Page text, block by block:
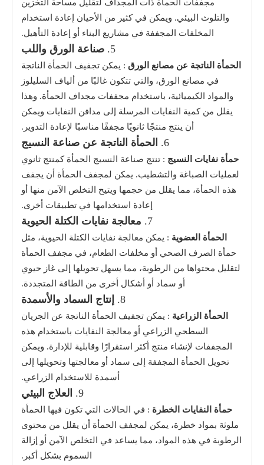
مجففات الحمأة ذات المجداف لتقليل مساحة التخزين
والتلوث البيئي. ويمكن في كثير من الأحيان إعادة استخدام
المخلفات المجففة في مشاريع البناء أو إعادة التأهيل.
5. صناعة الورق واللب
الحمأة الناتجة عن مصانع الورق : يمكن تجفيف الحمأة الناتجة
في مصانع الورق، والتي تتكون غالبًا من ألياف السليلوز
والمواد الكيميائية، باستخدام مجففات مجداف الحمأة. وهذا
يقلل من كمية النفايات المرسلة إلى مدافن النفايات ويمكن
أن ينتج منتجًا ثانويًا مجففًا مناسبًا لإعادة التدوير.
6. الحمأة الناتجة عن صناعة النسيج
حمأة نفايات النسيج : تنتج صناعة النسيج الحمأة كمنتج ثانوي
لعمليات الصباغة والتشطيب. يمكن لمجفف الحمأة أن يجفف
هذه الحمأة، مما يقلل من حجمها ويتيح التخلص الآمن منها أو
إعادة استخدامها في تطبيقات أخرى.
7. معالجة نفايات الكتلة الحيوية
الحمأة العضوية : يمكن معالجة نفايات الكتلة الحيوية، مثل
حمأة الصرف الصحي أو مخلفات الطعام، في مجفف الحمأة
لتقليل محتواها من الرطوبة، مما يسهل تحويلها إلى غاز حيوي
أو سماد أو أشكال أخرى من الطاقة المتجددة.
8. إنتاج السماد والأسمدة
الحمأة الزراعية : يمكن تجفيف الحمأة الناتجة عن الجريان
السطحي الزراعي أو معالجة النفايات باستخدام هذه
المجففات لإنشاء منتج أكثر استقرارًا وقابلية للإدارة. ويمكن
تحويل الحمأة المجففة إلى سماد أو معالجتها وتحويلها إلى
أسمدة للاستخدام الزراعي.
9. العلاج البيئي
حمأة النفايات الخطرة : في الحالات التي تكون فيها الحمأة
ملوثة بمواد خطرة، يمكن لمجفف الحمأة أن يقلل من محتوى
الرطوبة في هذه المواد، مما يساعد في التخلص الآمن أو إزالة
السموم بشكل أكبر.